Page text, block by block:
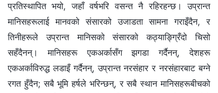
प्रतिस्थापित भयो, जहाँ वर्षभरि वसन्त नै रहिरहन्छ। उप्रान्त
मानिसहरूलाई मानवको संसारको उजाडता सामना गराइँदैन, र
तिनीहरूले उप्रान्त मानिसको संसारको कठ्याङ्ग्रिँदो चिसो
सहँदैनन्। मानिसहरू एकअर्कासँग झगडा गर्दैनन्, देशहरू
एकअर्काविरुद्ध लडाइँ गर्दैनन्, उप्रान्त नरसंहार र नरसंहारबाट बग्‍ने
रगत हुँदैन; सबै भूमि हर्षले भरिन्छन्, र सबै स्थान मानिसहरूबीचको